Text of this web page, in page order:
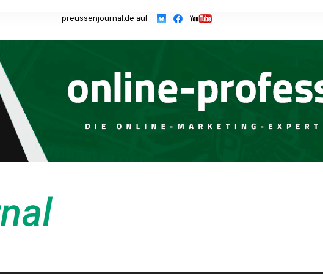
preussenjournal.de auf